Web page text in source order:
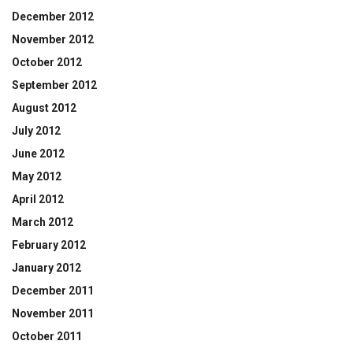
December 2012
November 2012
October 2012
September 2012
August 2012
July 2012
June 2012
May 2012
April 2012
March 2012
February 2012
January 2012
December 2011
November 2011
October 2011